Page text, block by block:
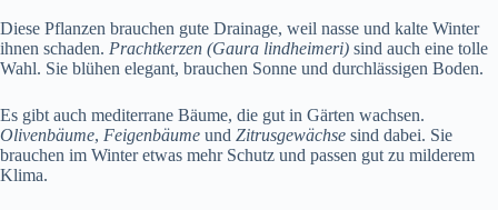
Diese Pflanzen brauchen gute Drainage, weil nasse und kalte Winter
ihnen schaden. Prachtkerzen (Gaura lindheimeri) sind auch eine tolle
Wahl. Sie blühen elegant, brauchen Sonne und durchlässigen Boden.
Es gibt auch mediterrane Bäume, die gut in Gärten wachsen.
Olivenbäume, Feigenbäume und Zitrusgewächse sind dabei. Sie
brauchen im Winter etwas mehr Schutz und passen gut zu milderem
Klima.